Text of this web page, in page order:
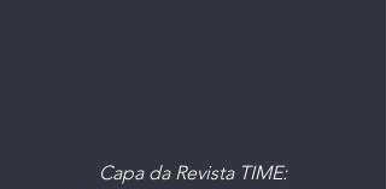
Capa da Revista TIME: